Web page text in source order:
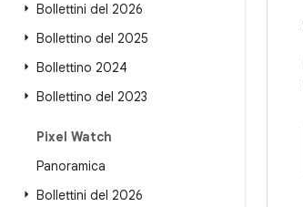
Bollettini del 2026
Bollettino del 2025
Bollettino 2024
Bollettino del 2023
Pixel Watch
Panoramica
Bollettini del 2026